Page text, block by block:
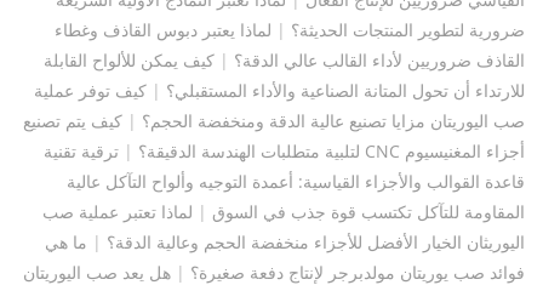
ضرورية لتطوير المنتجات الحديثة؟ | لماذا يعتبر دبوس القاذف وغطاء
القاذف ضروريين لأداء القالب عالي الدقة؟ | كيف يمكن للألواح القابلة
للارتداء أن تحول المتانة الصناعية والأداء المستقبلي؟ | كيف توفر عملية
صب اليوريتان مزايا تصنيع عالية الدقة ومنخفضة الحجم؟ | كيف يتم تصنيع
أجزاء المغنيسيوم CNC لتلبية متطلبات الهندسة الدقيقة؟
| ترقية تقنية
قاعدة القوالب والأجزاء القياسية: أعمدة التوجيه وألواح التآكل عالية
المقاومة للتآكل تكتسب قوة جذب في السوق | لماذا تعتبر عملية صب
اليوريثان الخيار الأفضل للأجزاء منخفضة الحجم وعالية الدقة؟ | ما هي
فوائد صب يوريتان مولدبرجر لإنتاج دفعة صغيرة؟ | هل يعد صب اليوريتان